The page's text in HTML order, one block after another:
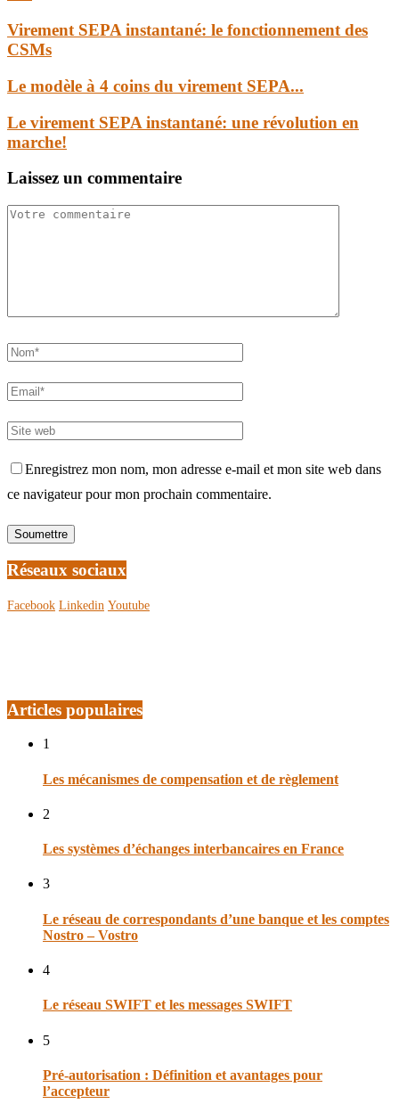
Virement SEPA instantané: le fonctionnement des
CSMs
Le modèle à 4 coins du virement SEPA...
Le virement SEPA instantané: une révolution en
marche!
Laissez un commentaire
Enregistrez mon nom, mon adresse e-mail et mon site web dans
ce navigateur pour mon prochain commentaire.
Réseaux sociaux
Facebook Linkedin Youtube
Articles populaires
1
Les mécanismes de compensation et de règlement
2
Les systèmes d’échanges interbancaires en France
3
Le réseau de correspondants d’une banque et les comptes
Nostro – Vostro
4
Le réseau SWIFT et les messages SWIFT
5
Pré-autorisation : Définition et avantages pour
l’accepteur